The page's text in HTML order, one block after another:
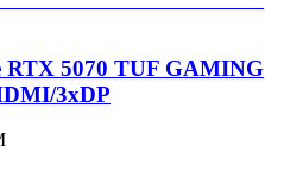
RTX 5070 TUF GAMING
3xDP